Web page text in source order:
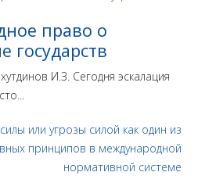
право о
государств
И.З. Сегодня эскалация